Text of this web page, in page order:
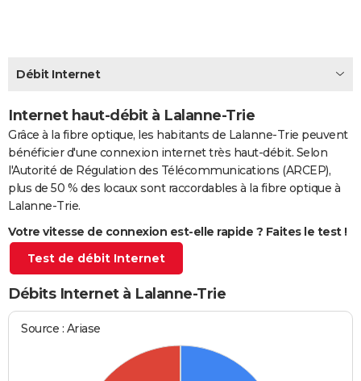
CARTE DE VOEUX
Carte de Noël
Carte Bonne année
Carte Saint-Valentin
Carte Pâques
Carte d'anniversaire
DICTIONNAIRE
PROGRAMME TV
S'inscrire
Se connecter
Lycées
Collèges
Primaires
Universités
Entreprises
Service militaire
Avis de recherche
Bricolage
Lifestyle
Culture
Sport
Auto
Television
Voyage
Cinema
Débit Internet
Internet haut-débit à Lalanne-Trie
Grâce à la fibre optique, les habitants de Lalanne-Trie peuvent
bénéficier d'une connexion internet très haut-débit. Selon
l'Autorité de Régulation des Télécommunications (ARCEP),
plus de 50 % des locaux sont raccordables à la fibre optique à
Lalanne-Trie.
Votre vitesse de connexion est-elle rapide ? Faites le test !
Test de débit Internet
Débits Internet à Lalanne-Trie
Source : Ariase